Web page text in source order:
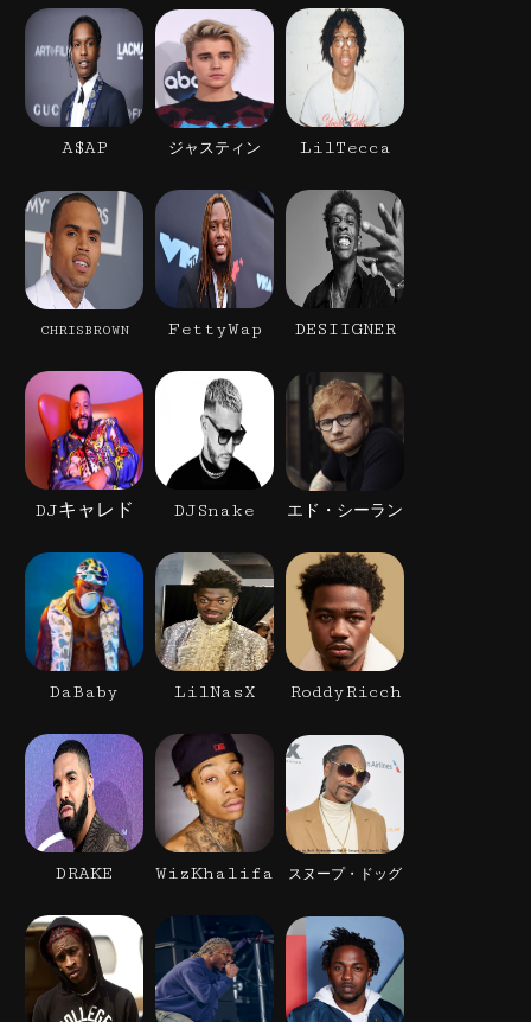
A$AP ジャスティン LilTecca
CHRISBROWN FettyWap DESIIGNER
DJキャレド DJSnake エド・シーラン
DaBaby LilNasX RoddyRicch
DRAKE WizKhalifa スヌープ・ドッグ